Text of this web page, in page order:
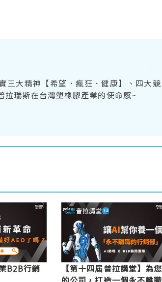
三大精神【希望．瘋狂．健康】、四大競
拉瑞斯在台灣塑橡膠產業的使命感~
B2B行銷
【第十四屆普拉講堂】為您